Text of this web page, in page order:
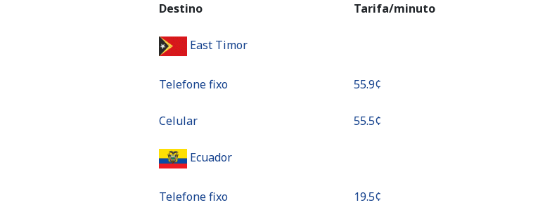
Destino Tarifa/minuto
East Timor
Telefone fixo ⁦55.9¢⁩
Celular ⁦55.5¢⁩
Ecuador
Telefone fixo ⁦19.5¢⁩